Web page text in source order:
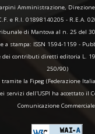
Amministrazione,
e R.I. 01898140205 - R.E.A.
di Mantova al n. 25 del
a stampa: ISSN 1594-1159 -
dei contributi diretti editoria L.
250/90)
tramite la Fipeg (Federazione
servizi dell'USPI ha accettato il
Comunicazione